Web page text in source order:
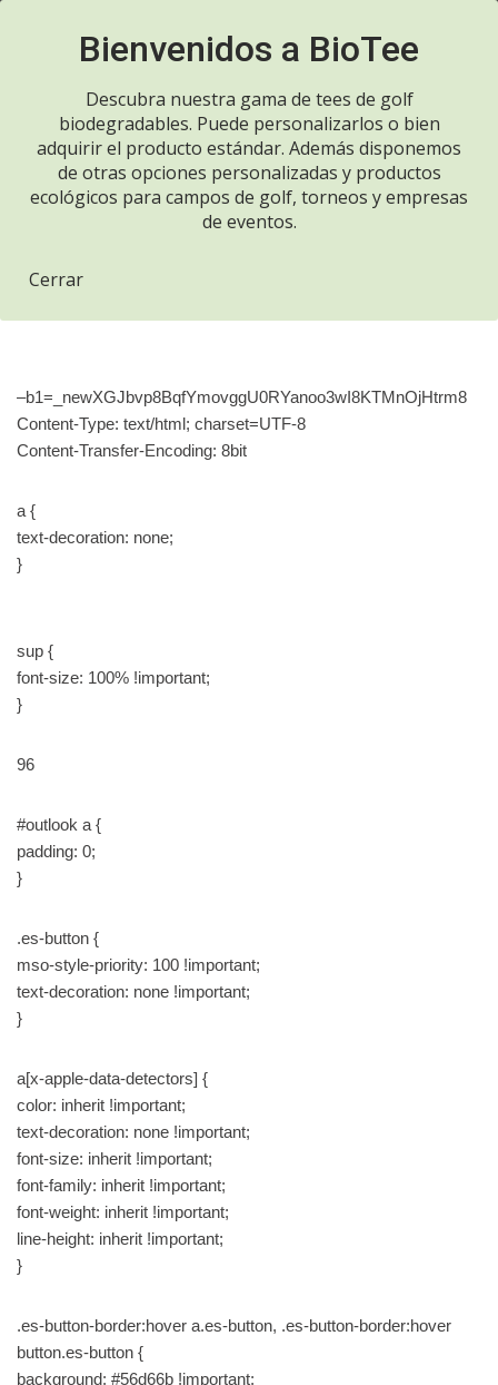
contenido
Inicio de sesión fallido
–b1=_newXGJbvp8BqfYmovggU0RYanoo3wI8KTMnOjHtrm8
Content-Type: text/html; charset=UTF-8
Content-Transfer-Encoding: 8bit
a {
text-decoration: none;
}
sup {
font-size: 100% !important;
}
96
#outlook a {
padding: 0;
}
.es-button {
mso-style-priority: 100 !important;
text-decoration: none !important;
}
a[x-apple-data-detectors] {
color: inherit !important;
text-decoration: none !important;
font-size: inherit !important;
font-family: inherit !important;
font-weight: inherit !important;
line-height: inherit !important;
}
.es-button-border:hover a.es-button, .es-button-border:hover
button.es-button {
background: #56d66b !important;
Descubra nuestra gama de tees de golf
biodegradables. Puede personalizarlos o bien
adquirir el producto estándar. Además disponemos
de otras opciones personalizadas y productos
ecológicos para campos de golf, torneos y empresas
de eventos.
Cerrar